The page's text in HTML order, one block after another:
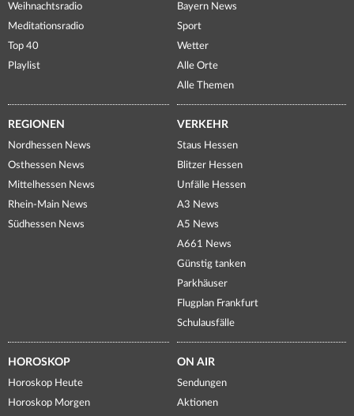
Weihnachtsradio
Meditationsradio
Top 40
Playlist
Bayern News
Sport
Wetter
Alle Orte
Alle Themen
REGIONEN
Nordhessen News
Osthessen News
Mittelhessen News
Rhein-Main News
Südhessen News
VERKEHR
Staus Hessen
Blitzer Hessen
Unfälle Hessen
A3 News
A5 News
A661 News
Günstig tanken
Parkhäuser
Flugplan Frankfurt
Schulausfälle
HOROSKOP
Horoskop Heute
Horoskop Morgen
ON AIR
Sendungen
Aktionen